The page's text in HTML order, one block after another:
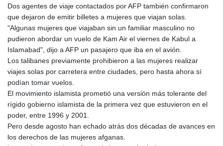
Dos agentes de viaje contactados por AFP también confirmaron
que dejaron de emitir billetes a mujeres que viajan solas.
"Algunas mujeres que viajaban sin un familiar masculino no
pudieron abordar un vuelo de Kam Air el viernes de Kabul a
Islamabad", dijo a AFP un pasajero que iba en el avión.
Los talibanes previamente prohibieron a las mujeres realizar
viajes solas por carretera entre ciudades, pero hasta ahora sí
podían tomar vuelos.
El movimiento islamista prometió una versión más tolerante del
rígido gobierno islamista de la primera vez que estuvieron en el
poder, entre 1996 y 2001.
Pero desde agosto han echado atrás dos décadas de avances en
los derechos de las mujeres afganas.